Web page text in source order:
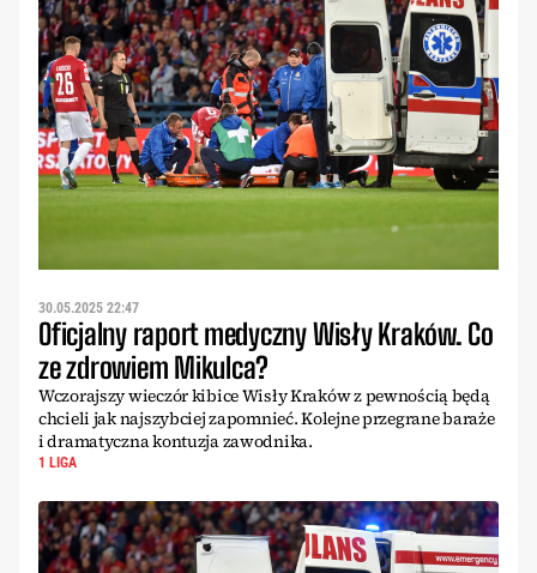
30.05.2025 22:47
Oficjalny raport medyczny Wisły Kraków. Co
ze zdrowiem Mikulca?
Wczorajszy wieczór kibice Wisły Kraków z pewnością będą
chcieli jak najszybciej zapomnieć. Kolejne przegrane baraże
i dramatyczna kontuzja zawodnika.
1 LIGA